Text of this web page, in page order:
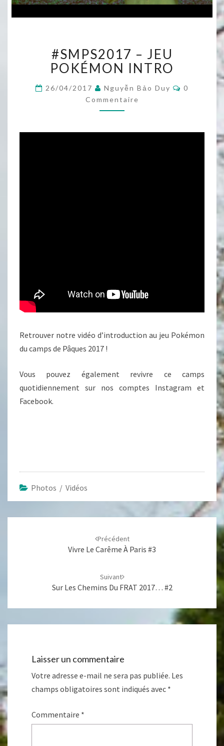
–
JEU
POKÉMON
INTRO
#SMPS2017 – JEU
POKÉMON INTRO
26/04/2017 Nguyễn Bảo Duy
0
Commentaire
Retrouver notre vidéo d’introduction au jeu Pokémon
du camps de Pâques 2017 !
Vous pouvez également revivre ce camps
quotidiennement sur nos comptes Instagram et
Facebook.
Photos / Vidéos
Précédent
Vivre Le Carême À Paris #3
Suivant
Sur Les Chemins Du FRAT 2017… #2
Laisser un commentaire
Votre adresse e-mail ne sera pas publiée. Les
champs obligatoires sont indiqués avec *
Commentaire *